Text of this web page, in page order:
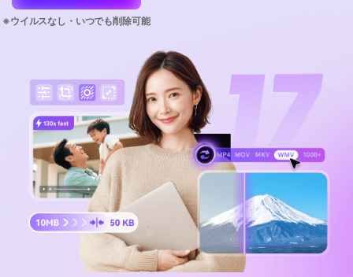
サポートセンター
バージョン履歴
search